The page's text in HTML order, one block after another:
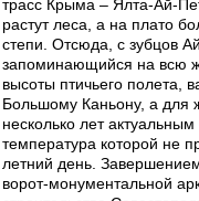
трасс Крыма – Ялта-Ай-
растут леса, а на плато
степи. Отсюда, с зубцов
запоминающийся на всю
высоты птичьего полета,
Большому Каньону, а для
несколько лет
температура которой не
летний день.
ворот-монументальной